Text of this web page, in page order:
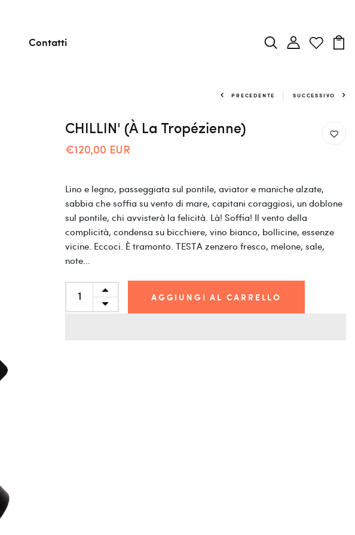
Contatti
PRECEDENTE SUCCESSIVO
CHILLIN' (à La Tropézienne)
€120,00 EUR
Lino e legno, passeggiata sul pontile, aviator e maniche alzate,
sabbia che soffia su vento di mare, capitani coraggiosi, un doblone
sul pontile, chi avvisterà la felicità. Là! Soffia! Il vento della
complicità, condensa su bicchiere, vino bianco, bollicine, essenze
vicine. Eccoci. È tramonto. TESTA zenzero fresco, melone, sale,
note...
AGGIUNGI AL CARRELLO